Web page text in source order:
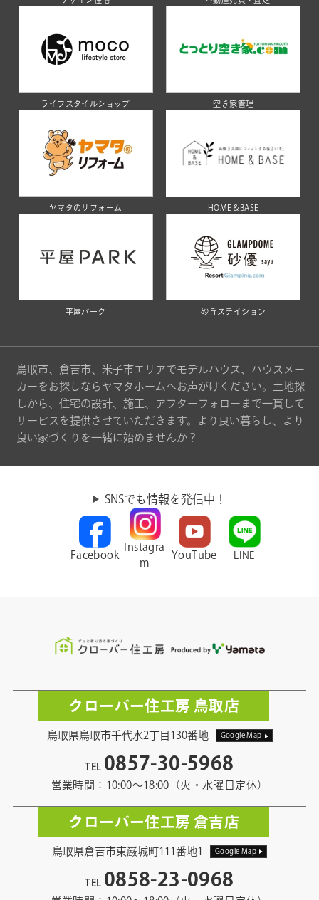
ライフスタイルショップ 空き家管理
ヤマタのリフォーム HOME＆BASE
平屋パーク 砂丘ステイション
鳥取市、倉吉市、米子市エリアでモデルハウス、ハウスメー
カーをお探しならヤマタホームへお声がけください。土地探
しから、住宅の設計、施工、アフターフォローまで一貫して
サービスを提供させていただきます。より良い暮らし、より
良い家づくりを一緒に始めませんか？
SNSでも情報を発信中！
Facebook
Instagra
m
YouTube LINE
クローバー住工房 鳥取店
鳥取県鳥取市千代水2丁目130番地 Google Map
TEL 0857-30-5968
営業時間：10:00〜18:00（火・水曜日定休）
クローバー住工房 倉吉店
鳥取県倉吉市東巌城町111番地1 Google Map
TEL 0858-23-0968